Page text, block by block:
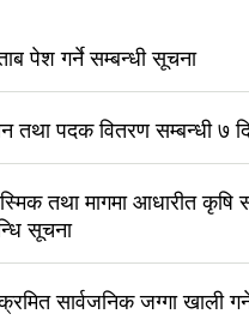
पेश गर्ने सम्बन्धी सूचना
तथा पदक वितरण सम्बन्धी ७
तथा मागमा आधारीत कृषि
सूचना
सार्वजनिक जग्गा खाली